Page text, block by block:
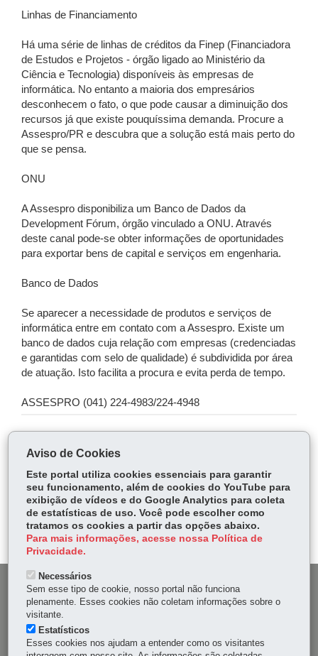
Linhas de Financiamento
Há uma série de linhas de créditos da Finep (Financiadora
de Estudos e Projetos - órgão ligado ao Ministério da
Ciência e Tecnologia) disponíveis às empresas de
informática. No entanto a maioria dos empresários
desconhecem o fato, o que pode causar a diminuição dos
recursos já que existe pouquíssima demanda. Procure a
Assespro/PR e descubra que a solução está mais perto do
que se pensa.
ONU
A Assespro disponibiliza um Banco de Dados da
Development Fórum, órgão vinculado a ONU. Através
deste canal pode-se obter informações de oportunidades
para exportar bens de capital e serviços em engenharia.
Banco de Dados
Se aparecer a necessidade de produtos e serviços de
informática entre em contato com a Assespro. Existe um
banco de dados cuja relação com empresas (credenciadas
e garantidas com selo de qualidade) é subdividida por área
de atuação. Isto facilita a procura e evita perda de tempo.
ASSESPRO (041) 224-4983/224-4948
ce
bo
ok
Tw
itt
er
ha
ts
Ap
p
Voltar Início Imprimir Baixar
MAPA DO SITE
DENUNCIE CORRUPÇÃO
OUVIDORIA
Aviso de Cookies
Este portal utiliza cookies essenciais para garantir
seu funcionamento, além de cookies do YouTube para
exibição de vídeos e do Google Analytics para coleta
de estatísticas de uso. Você pode escolher como
tratamos os cookies a partir das opções abaixo.
Para mais informações, acesse nossa Política de
Privacidade.
Necessários
Sem esse tipo de cookie, nosso portal não funciona
plenamente. Esses cookies não coletam informações sobre o
visitante.
Estatísticos
Esses cookies nos ajudam a entender como os visitantes